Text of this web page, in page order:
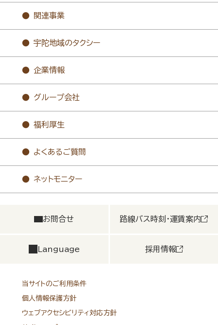
関連事業
宇陀地域のタクシー
企業情報
グループ会社
福利厚生
よくあるご質問
ネットモニター
お問合せ 路線バス時刻・運賃案内
Language 採用情報
当サイトのご利用条件
個人情報保護方針
ウェブアクセシビリティ対応方針